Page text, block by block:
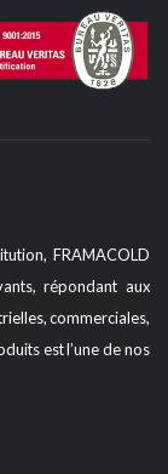
FRAMACOLD
répondant aux
commerciales,
est l’une de nos